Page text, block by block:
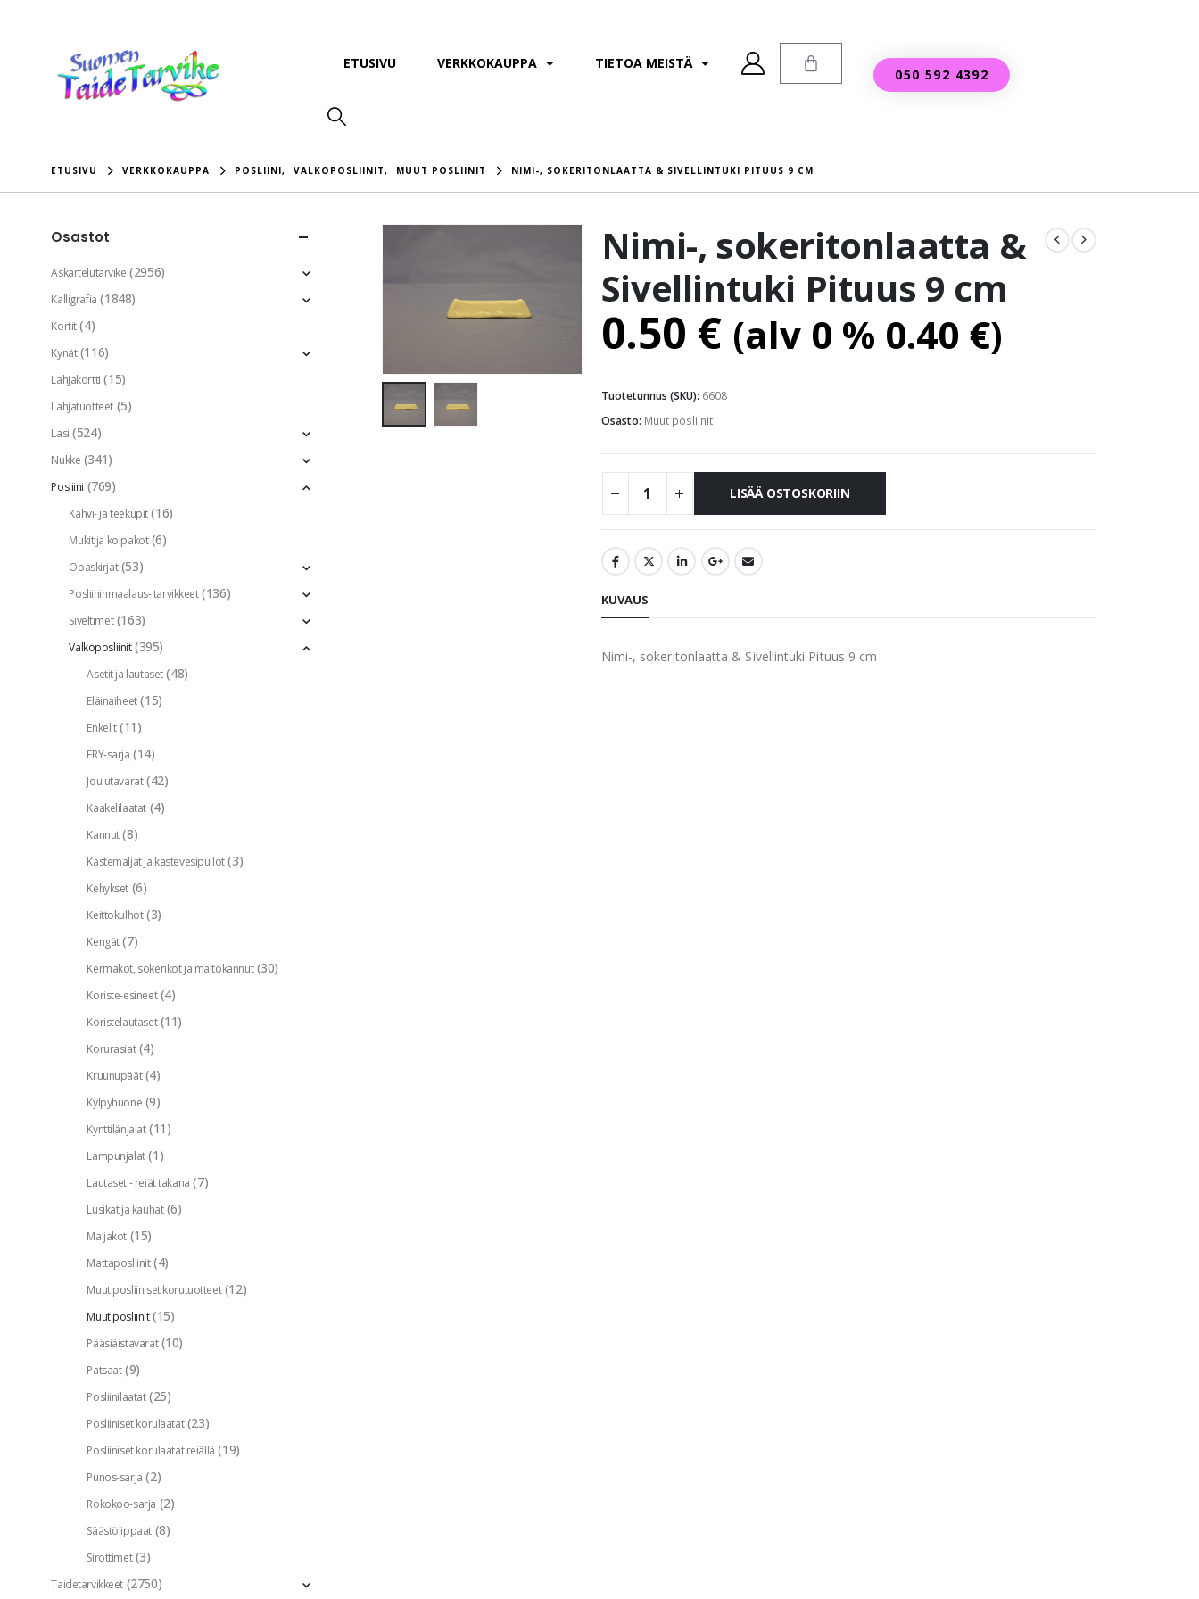
ETUSIVU VERKKOKAUPPA TIETOA MEISTÄ
050 592 4392
ETUSIVU VERKKOKAUPPA POSLIINI, VALKOPOSLIINIT, MUUT POSLIINIT NIMI-, SOKERITONLAATTA & SIVELLINTUKI PITUUS 9 CM
Nimi-, sokeritonlaatta &
Sivellintuki Pituus 9 cm
0.50 € (alv 0 % 0.40 €)
Tuotetunnus (SKU): 6608
Osasto: Muut posliinit
LISÄÄ OSTOSKORIIN
KUVAUS
Nimi-, sokeritonlaatta & Sivellintuki Pituus 9 cm
Osastot
Askartelutarvike (2956)
Kalligrafia (1848)
Kortit (4)
Kynät (116)
Lahjakortti (15)
Lahjatuotteet (5)
Lasi (524)
Nukke (341)
Posliini (769)
Kahvi- ja teekupit (16)
Mukit ja kolpakot (6)
Opaskirjat (53)
Posliininmaalaus- tarvikkeet (136)
Siveltimet (163)
Valkoposliinit (395)
Asetit ja lautaset (48)
Eläinaiheet (15)
Enkelit (11)
FRY-sarja (14)
Joulutavarat (42)
Kaakelilaatat (4)
Kannut (8)
Kastemaljat ja kastevesipullot (3)
Kehykset (6)
Keittokulhot (3)
Kengät (7)
Kermakot, sokerikot ja maitokannut (30)
Koriste-esineet (4)
Koristelautaset (11)
Korurasiat (4)
Kruunupäät (4)
Kylpyhuone (9)
Kynttilänjalat (11)
Lampunjalat (1)
Lautaset - reiät takana (7)
Lusikat ja kauhat (6)
Maljakot (15)
Mattaposliinit (4)
Muut posliiniset korutuotteet (12)
Muut posliinit (15)
Pääsiäistavarat (10)
Patsaat (9)
Posliinilaatat (25)
Posliiniset korulaatat (23)
Posliiniset korulaatat reiällä (19)
Punos-sarja (2)
Rokokoo-sarja (2)
Säästölippaat (8)
Sirottimet (3)
Taidetarvikkeet (2750)